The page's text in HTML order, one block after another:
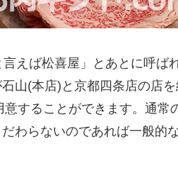
えば松喜屋」とあとに呼ば
山(本店)と京都四条店の店
することができます。通常
わらないのであれば一般的